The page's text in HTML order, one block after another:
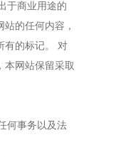
于商业用途的
的任何内容，
有的标记。 对
本网站保留采取
何事务以及法